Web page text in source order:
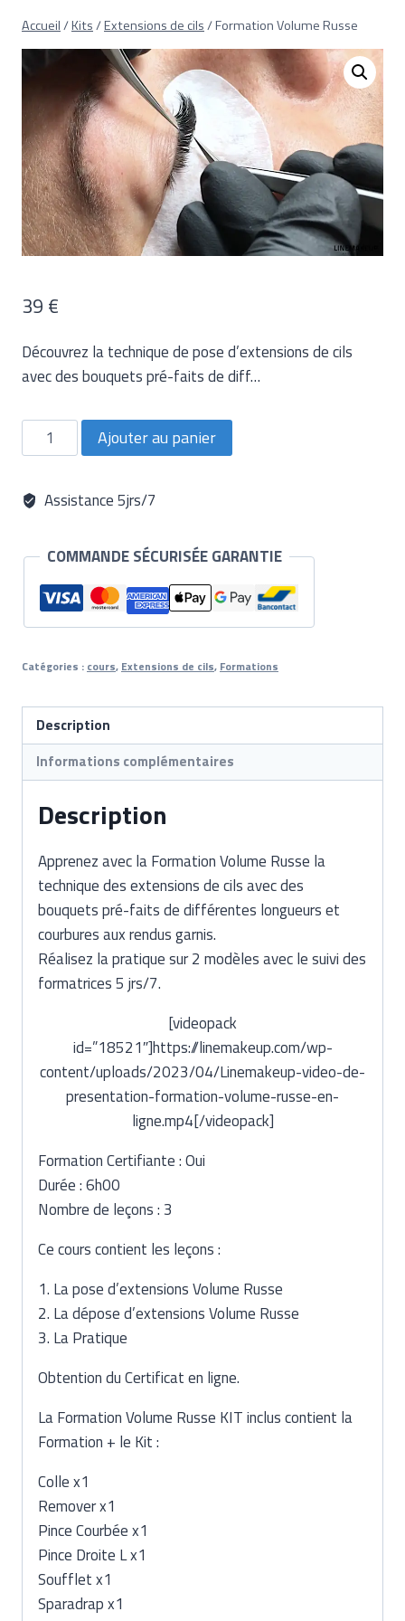
Accueil/Kits/Extensions de cils/Formation Volume Russe
39 €
Découvrez la technique de pose d’extensions de cils
avec des bouquets pré-faits de diff…
Russe
Ajouter au panier
Assistance 5jrs/7
COMMANDE SÉCURISÉE GARANTIE
Catégories : cours, Extensions de cils, Formations
Description
Informations complémentaires
Description
Apprenez avec la Formation Volume Russe la
technique des extensions de cils avec des
bouquets pré-faits de différentes longueurs et
courbures aux rendus garnis.
Réalisez la pratique sur 2 modèles avec le suivi des
formatrices 5 jrs/7.
[videopack
id=”18521″]https://linemakeup.com/wp-
content/uploads/2023/04/Linemakeup-video-de-
presentation-formation-volume-russe-en-
ligne.mp4[/videopack]
Formation Certifiante : Oui
Durée : 6h00
Nombre de leçons : 3
Ce cours contient les leçons :
1. La pose d’extensions Volume Russe
2. La dépose d’extensions Volume Russe
3. La Pratique
Obtention du Certificat en ligne.
La FormationVolume Russe KIT inclus contient la
Formation + le Kit :
Colle x1
Remover x1
Pince Courbée x1
Pince Droite L x1
Soufflet x1
Sparadrap x1